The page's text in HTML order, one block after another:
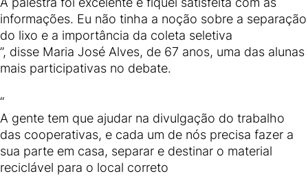
informações. Eu não tinha a noção sobre a separação
do lixo e a importância da coleta seletiva
”, disse Maria José Alves, de 67 anos, uma das alunas
mais participativas no debate.
“
A gente tem que ajudar na divulgação do trabalho
das cooperativas, e cada um de nós precisa fazer a
sua parte em casa, separar e destinar o material
reciclável para o local correto